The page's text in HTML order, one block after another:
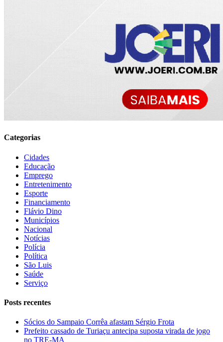
Categorias
Cidades
Educação
Emprego
Entretenimento
Esporte
Financiamento
Flávio Dino
Municípios
Nacional
Notícias
Polícia
Política
São Luis
Saúde
Serviço
Posts recentes
Sócios do Sampaio Corrêa afastam Sérgio Frota
Prefeito cassado de Turiaçu antecipa suposta virada de jogo
no TRE-MA